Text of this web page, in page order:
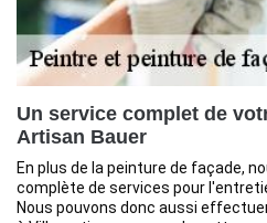
Un service complet de
Artisan Bauer
En plus de la peinture de façade,
complète de services pour
Nous pouvons donc aussi